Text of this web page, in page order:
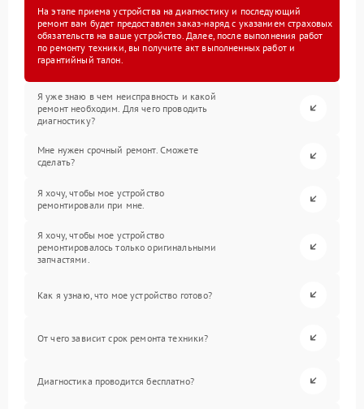
На этапе приема устройства на диагностику и последующий
ремонт вам будет предоставлен заказ-наряд с указанием страховых
обязательств на ваше устройство. Далее, после выполнения работ
по ремонту техники, вы получите акт выполненных работ и
гарантийный талон.
Я уже знаю в чем неисправность и какой
ремонт необходим. Для чего проводить
диагностику?
Мне нужен срочный ремонт. Сможете
сделать?
Я хочу, чтобы мое устройство
ремонтировали при мне.
Я хочу, чтобы мое устройство
ремонтировалось только оригинальными
запчастями.
Как я узнаю, что мое устройство готово?
От чего зависит срок ремонта техники?
Диагностика проводится бесплатно?